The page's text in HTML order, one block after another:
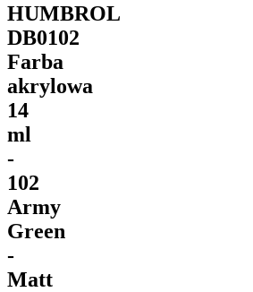
HUMBROL
DB0102
Farba
akrylowa
14
ml
-
102
Army
Green
-
Matt